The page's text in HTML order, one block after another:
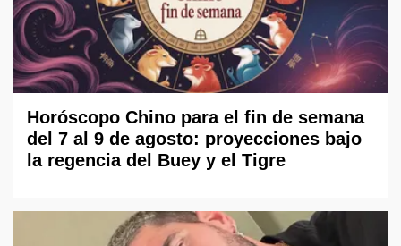
Horóscopo Chino para el fin de semana
del 7 al 9 de agosto: proyecciones bajo
la regencia del Buey y el Tigre